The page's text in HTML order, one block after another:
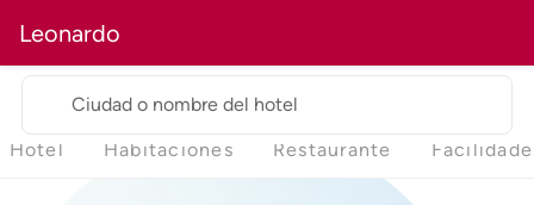
Leonardo
Ciudad o nombre del hotel
Hotel Habitaciones Restaurante